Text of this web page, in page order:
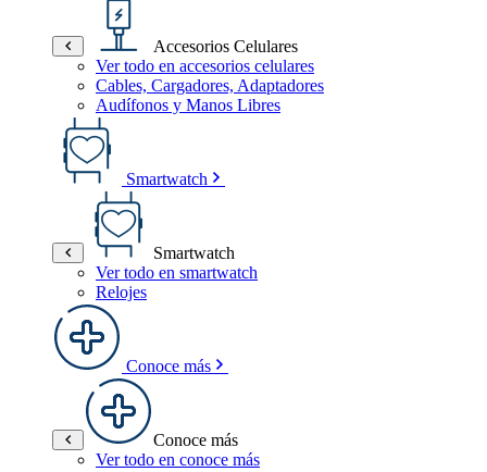
Accesorios Celulares
Ver todo en accesorios celulares
Cables, Cargadores, Adaptadores
Audífonos y Manos Libres
Smartwatch
Smartwatch
Ver todo en smartwatch
Relojes
Conoce más
Conoce más
Ver todo en conoce más